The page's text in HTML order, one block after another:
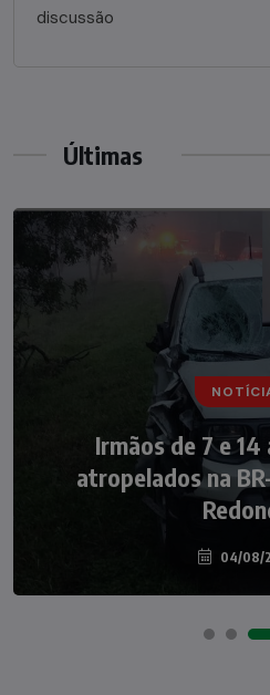
discussão
Últimas
Irmãos de 7 e
atropelados na
04/08/
Nádia Menegazzi
palco do
07/08/